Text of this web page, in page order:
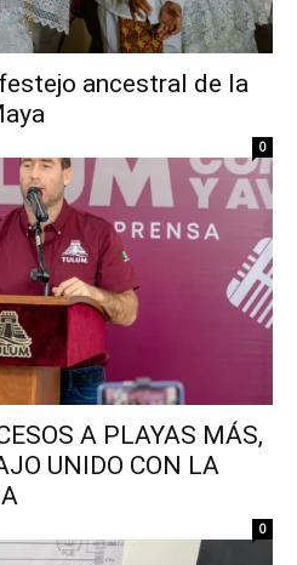
ancestral de la
0
A PLAYAS MÁS,
UNIDO CON LA
0